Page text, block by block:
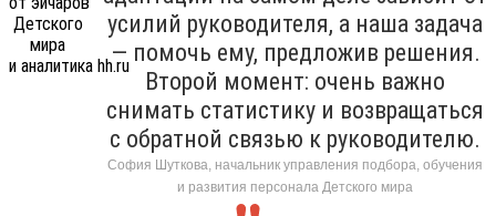
усилий руководителя, а наша задача
— помочь ему, предложив решения.
Второй момент: очень важно
снимать статистику и возвращаться
с обратной связью к руководителю.
София Шуткова, начальник управления подбора, обучения
и развития персонала Детского мира